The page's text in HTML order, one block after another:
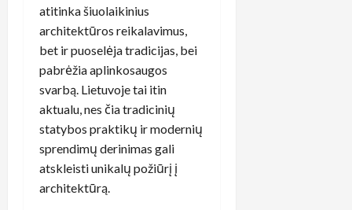
atitinka šiuolaikinius
architektūros reikalavimus,
bet ir puoselėja tradicijas, bei
pabrėžia aplinkosaugos
svarbą. Lietuvoje tai itin
aktualu, nes čia tradicinių
statybos praktikų ir modernių
sprendimų derinimas gali
atskleisti unikalų požiūrį į
architektūrą.